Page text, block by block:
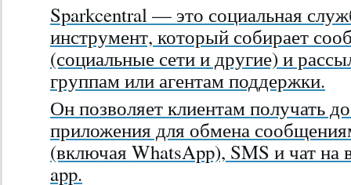
Sparkcentral — это социальная
инструмент, который собирает
(социальные сети и другие) и
группам или агентам поддержки.
Он позволяет клиентам получать
приложения для обмена
(включая WhatsApp), SMS и чат на
app.